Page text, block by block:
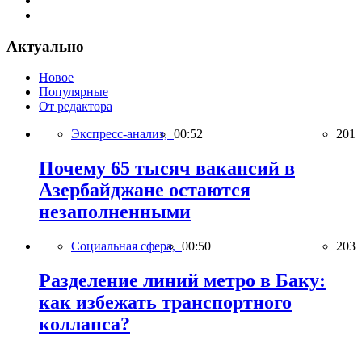
Актуально
Новое
Популярные
От редактора
Экспресс-анализ, 00:52 201
Почему 65 тысяч вакансий в
Азербайджане остаются
незаполненными
Социальная сфера, 00:50 203
Разделение линий метро в Баку:
как избежать транспортного
коллапса?